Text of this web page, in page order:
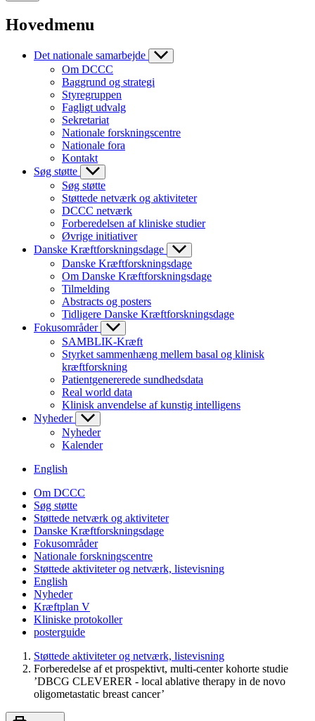
Hovedmenu
Det nationale samarbejde
Om DCCC
Baggrund og strategi
Styregruppen
Fagligt udvalg
Sekretariat
Nationale forskningscentre
Nationale fora
Kontakt
Søg støtte
Søg støtte
Støttede netværk og aktiviteter
DCCC netværk
Forberedelsen af kliniske studier
Øvrige initiativer
Danske Kræftforskningsdage
Danske Kræftforskningsdage
Om Danske Kræftforskningsdage
Tilmelding
Abstracts og posters
Tidligere Danske Kræftforskningsdage
Fokusområder
SAMBLIK-Kræft
Styrket sammenhæng mellem basal og klinisk
kræftforskning
Patientgenererede sundhedsdata
Real world data
Klinisk anvendelse af kunstig intelligens
Nyheder
Nyheder
Kalender
English
Om DCCC
Søg støtte
Støttede netværk og aktiviteter
Danske Kræftforskningsdage
Fokusområder
Nationale forskningscentre
Støttede aktiviteter og netværk, listevisning
English
Nyheder
Kræftplan V
Kliniske protokoller
posterguide
Støttede aktiviteter og netværk, listevisning
Forberedelse af et prospektivt, multi-center kohorte studie
’DBCG CLEVERER - local ablative therapy in de novo
oligometastatic breast cancer’